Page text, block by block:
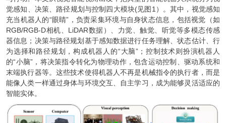
觉感知、决策、路径规划与控制四大模块(见图1）。其中，视觉感知
充当机器人的“眼睛”，负责采集环境与自身状态信息，包括视觉（如
RGB/RGB-D相机、LiDAR数据）、力觉、触觉、听觉等多模态传感
器信息；决策与路径规划基于感知数据进行任务理解、状态估计、行
为选择和路径规划，构成机器人的“大脑”；控制技术则扮演机器人
的“小脑”，将决策指令转化为物理动作，包含运动控制、驱动系统和
末端执行器等。这些技术使得机器人不再是机械指令的执行者，而是
能像人类一样通过身体与环境交互、自主学习，成为能够灵活适应的
智能实体。